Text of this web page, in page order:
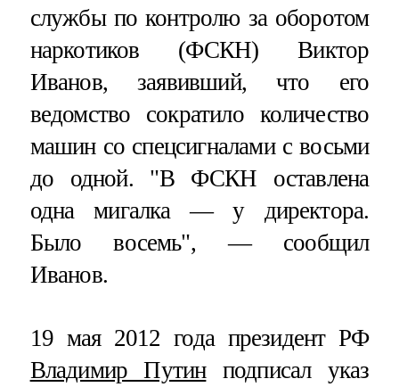
службы по контролю за оборотом
наркотиков (ФСКН) Виктор
Иванов, заявивший, что его
ведомство сократило количество
машин со спецсигналами с восьми
до одной. "В ФСКН оставлена
одна мигалка — у директора.
Было восемь", — сообщил
Иванов.
19 мая 2012 года президент РФ
Владимир Путинподписал указ